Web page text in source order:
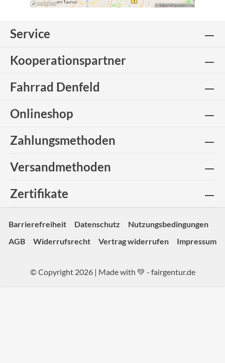
Service
Kooperationspartner
Fahrrad Denfeld
Onlineshop
Zahlungsmethoden
Versandmethoden
Zertifikate
Barrierefreiheit Datenschutz
Nutzungsbedingungen
AGB
Widerrufsrecht Vertrag widerrufen Impressum
© Copyright 2026 | Made with 💚 - fairgentur.de